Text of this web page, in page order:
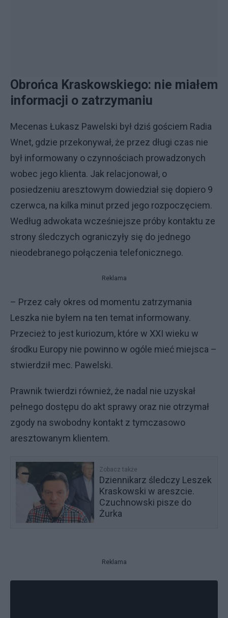
Obrońca Kraskowskiego: nie miałem
informacji o zatrzymaniu
Mecenas Łukasz Pawelski był dziś gościem Radia
Wnet, gdzie przekonywał, że przez długi czas nie
był informowany o czynnościach prowadzonych
wobec jego klienta. Jak relacjonował, o
posiedzeniu aresztowym dowiedział się dopiero 9
czerwca, na kilka minut przed jego rozpoczęciem.
Według adwokata wcześniejsze próby kontaktu ze
strony śledczych ograniczyły się do jednego
nieodebranego połączenia telefonicznego.
Reklama
– Przez cały okres od momentu zatrzymania
Leszka nie byłem na ten temat informowany.
Przecież to jest kuriozum, które w XXI wieku w
środku Europy nie powinno w ogóle mieć miejsca –
stwierdził mec. Pawelski.
Prawnik twierdzi również, że nadal nie uzyskał
pełnego dostępu do akt sprawy oraz nie otrzymał
zgody na swobodny kontakt z tymczasowo
aresztowanym klientem.
Zobacz także
Dziennikarz śledczy Leszek
Kraskowski w areszcie.
Czuchnowski pisze do
Żurka
Reklama